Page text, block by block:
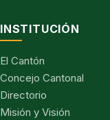
INSTITUCIÓN
El Cantón
Concejo Cantonal
Directorio
Misión y Visión